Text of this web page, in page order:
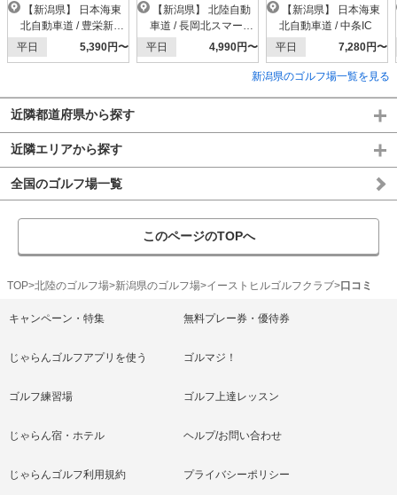
北自動車道 / 豊栄新潟
東港IC
平日 5,390円〜
ィア】
車道 / 長岡北スマートI
C
平日 4,990円〜
北自動車道 / 中条IC
平日
7,280円〜
新潟県のゴルフ場一覧を見る
近隣都道府県から探す
近隣エリアから探す
全国のゴルフ場一覧
このページのTOPへ
TOP 北陸のゴルフ場 新潟県のゴルフ場 イーストヒルゴルフクラブ 口コミ
キャンペーン・特集 無料プレー券・優待券
じゃらんゴルフアプリを使う ゴルマジ！
ゴルフ練習場 ゴルフ上達レッスン
じゃらん宿・ホテル ヘルプ/お問い合わせ
じゃらんゴルフ利用規約 プライバシーポリシー